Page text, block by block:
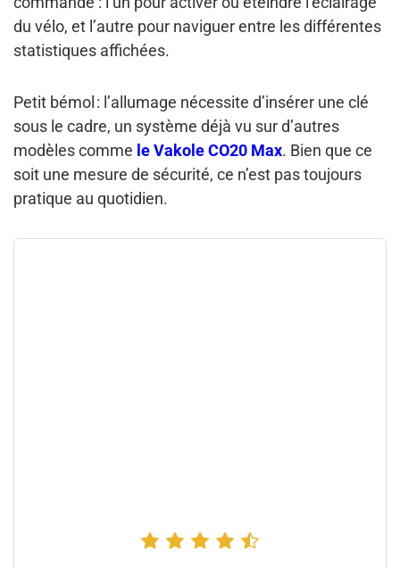
du vélo, et l’autre pour naviguer entre les différentes
statistiques affichées.
Petit bémol : l’allumage nécessite d’insérer une clé
sous le cadre, un système déjà vu sur d’autres
modèles comme le Vakole CO20 Max. Bien que ce
soit une mesure de sécurité, ce n’est pas toujours
pratique au quotidien.